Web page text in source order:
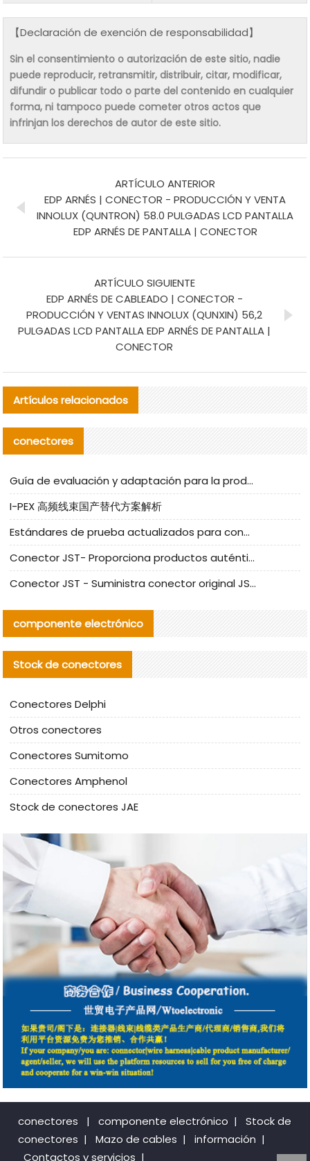
【Declaración de exención de responsabilidad】
Sin el consentimiento o autorización de este sitio, nadie
puede reproducir, retransmitir, distribuir, citar, modificar,
difundir o publicar todo o parte del contenido en cualquier
forma, ni tampoco puede cometer otros actos que
infrinjan los derechos de autor de este sitio.
ARTÍCULO ANTERIOR
EDP ARNÉS | CONECTOR - PRODUCCIÓN Y VENTA
INNOLUX (QUNTRON) 58.0 PULGADAS LCD PANTALLA
EDP ARNÉS DE PANTALLA | CONECTOR
ARTÍCULO SIGUIENTE
EDP ARNÉS DE CABLEADO | CONECTOR -
PRODUCCIÓN Y VENTAS INNOLUX (QUNXIN) 56,2
PULGADAS LCD PANTALLA EDP ARNÉS DE PANTALLA |
CONECTOR
Artículos relacionados
conectores
Guía de evaluación y adaptación para la producción en serie de componentes de cables nacionales para CNC Tech
I-PEX 高频线束国产替代方案解析
Estándares de prueba actualizados para conectores nacionales bajo la referencia de CLIFF
Conector JST- Proporciona productos auténticos y alternativos del conector JST NSHR-02V-S
Conector JST - Suministra conector original JST GHR-09V-S | productos alternativos
componente electrónico
Stock de conectores
Conectores Delphi
Otros conectores
Conectores Sumitomo
Conectores Amphenol
Stock de conectores JAE
conectores | componente electrónico |
Stock de
conectores | Mazo de cables | información |
Contactos y servicios |